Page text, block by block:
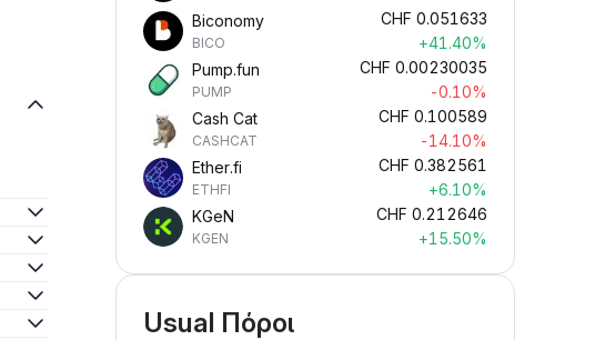
Biconomy
BICO
CHF 0.051633
+41.40%
Pump.fun
PUMP
CHF 0.00230035
-0.10%
Cash Cat
CASHCAT
CHF 0.100589
-14.10%
Ether.fi
ETHFI
CHF 0.382561
+6.10%
KGeN
KGEN
CHF 0.212646
+15.50%
Usual Πόροι